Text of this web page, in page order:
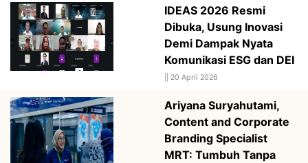
IDEAS 2026 Resmi
Dibuka, Usung Inovasi
Demi Dampak Nyata
Komunikasi ESG dan DEI
20 April 2026
Ariyana Suryahutami,
Content and Corporate
Branding Specialist
MRT: Tumbuh Tanpa